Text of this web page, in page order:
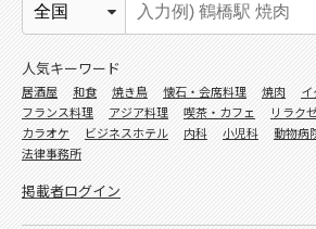
人気キーワード
居酒屋 和食 焼き鳥 懐石・会席料理 焼肉
フランス料理
アジア料理 喫茶・カフェ リラク
カラオケ
ビジネスホテル 内科 小児科 動物病
法律事務所
掲載者ログイン